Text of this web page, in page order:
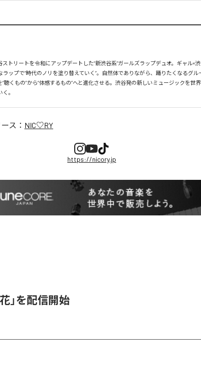
トリートを令和にアップデートした“新渋谷系”ガールズラップデュオ。ギャル×
ラップで“時代のノリを塗り替えていく”。自然体でありながら、踊りたくなるグル
聴くもの”から“体感するもの”へと進化させる。渋谷発の新しいミュージックを世
。
ス： NIC♡RY
https://nicory.jp
」を配信開始